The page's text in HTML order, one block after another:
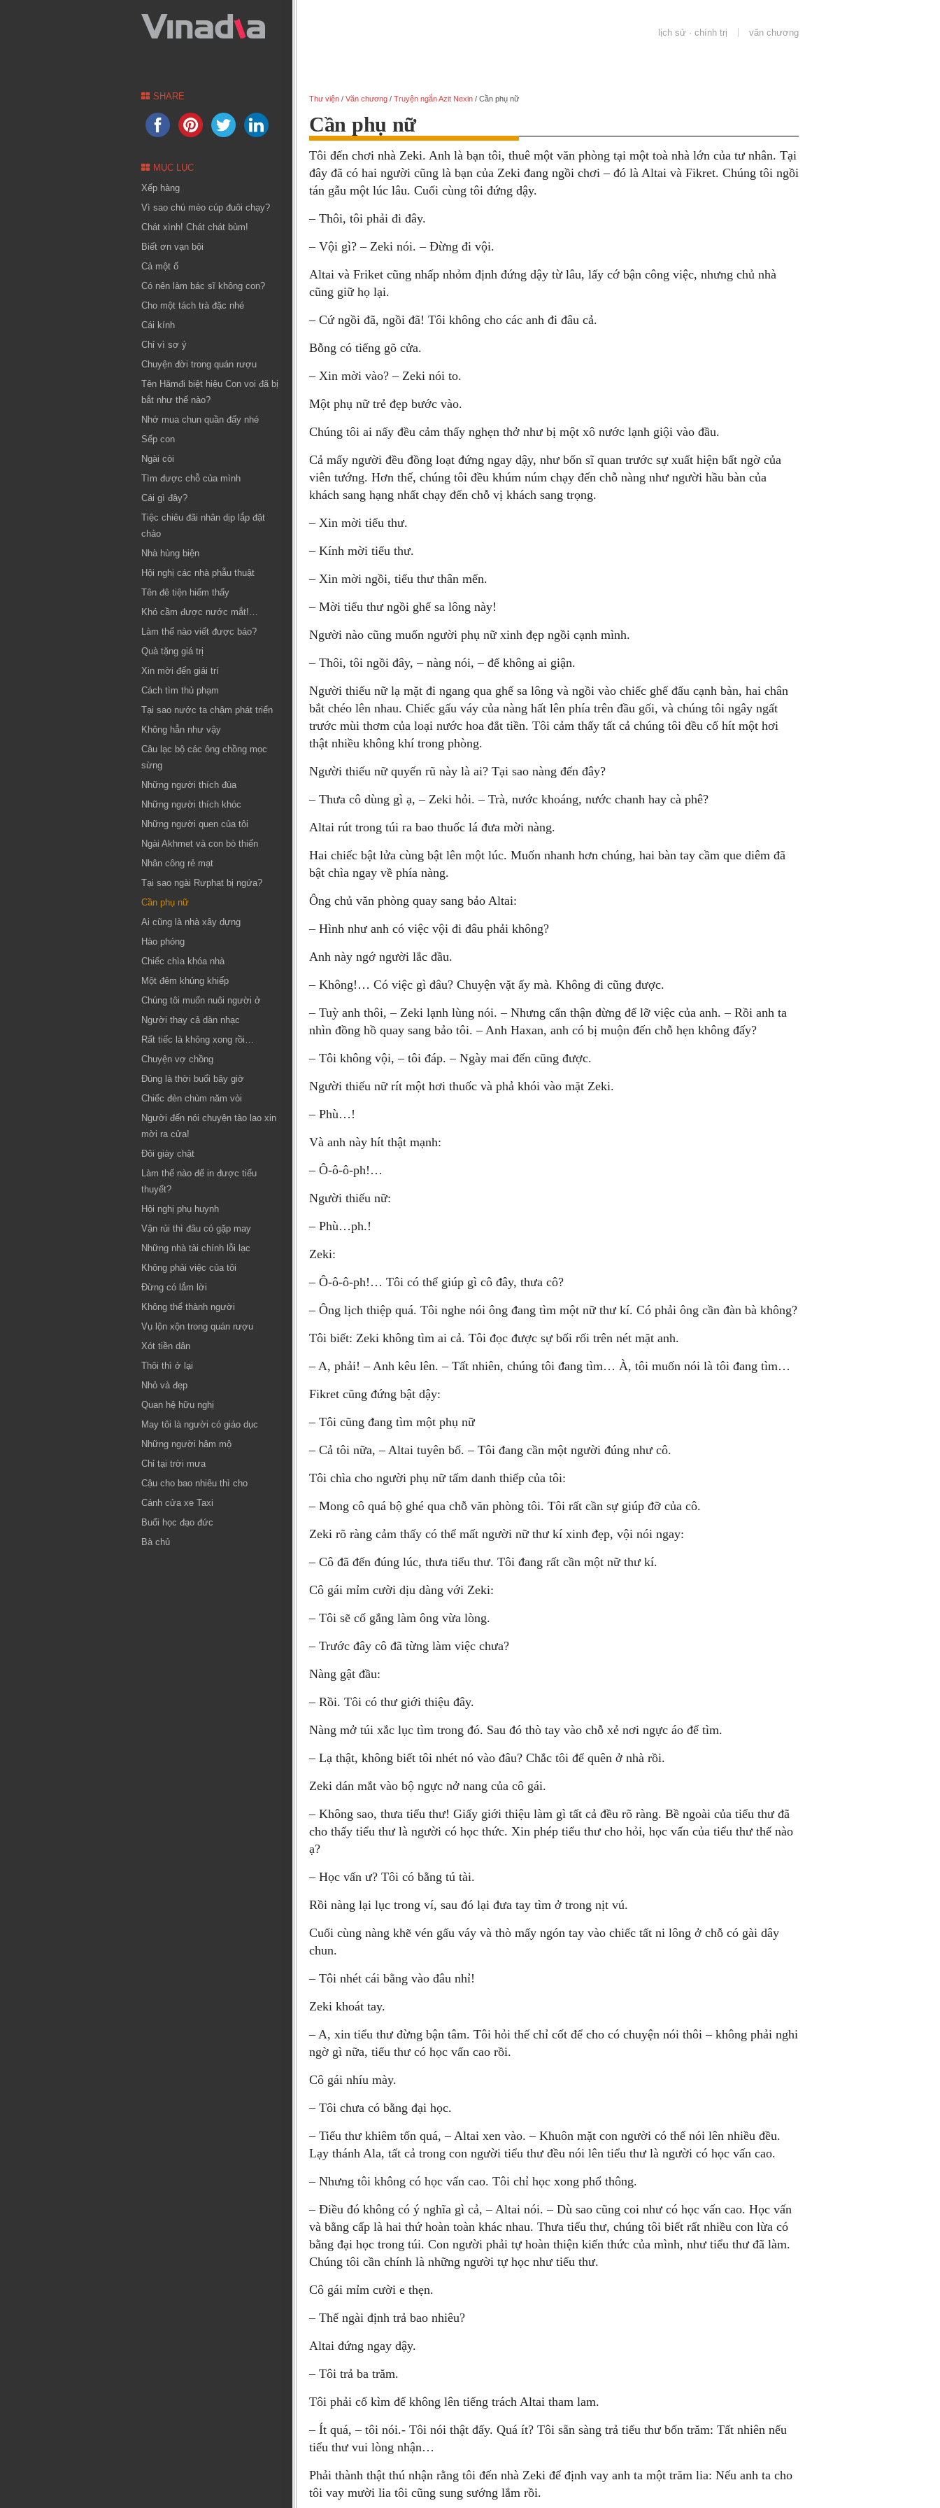
lịch sử · chính trị văn chương
Thư viện / Văn chương / Truyện ngắn Azit Nexin / Cần phụ nữ
Cần phụ nữ
Tôi đến chơi nhà Zeki. Anh là bạn tôi, thuê một văn phòng tại một toà nhà lớn của tư nhân. Tại
đây đã có hai người cũng là bạn của Zeki đang ngồi chơi – đó là Altai và Fikret. Chúng tôi ngồi
tán gẫu một lúc lâu. Cuối cùng tôi đứng dậy.
– Thôi, tôi phải đi đây.
– Vội gì? – Zeki nói. – Đừng đi vội.
Altai và Friket cũng nhấp nhỏm định đứng dậy từ lâu, lấy cớ bận công việc, nhưng chủ nhà
cũng giữ họ lại.
– Cứ ngồi đã, ngồi đã! Tôi không cho các anh đi đâu cả.
Bỗng có tiếng gõ cửa.
– Xin mời vào? – Zeki nói to.
Một phụ nữ trẻ đẹp bước vào.
Chúng tôi ai nấy đều cảm thấy nghẹn thở như bị một xô nước lạnh giội vào đầu.
Cả mấy người đều đồng loạt đứng ngay dậy, như bốn sĩ quan trước sự xuất hiện bất ngờ của
viên tướng. Hơn thế, chúng tôi đều khúm núm chạy đến chỗ nàng như người hầu bàn của
khách sang hạng nhất chạy đến chỗ vị khách sang trọng.
– Xin mời tiểu thư.
– Kính mời tiểu thư.
– Xin mời ngồi, tiểu thư thân mến.
– Mời tiểu thư ngồi ghế sa lông này!
Người nào cũng muốn người phụ nữ xinh đẹp ngồi cạnh mình.
– Thôi, tôi ngồi đây, – nàng nói, – để không ai giận.
Người thiếu nữ lạ mặt đi ngang qua ghế sa lông và ngồi vào chiếc ghế đẩu cạnh bàn, hai chân
bắt chéo lên nhau. Chiếc gấu váy của nàng hất lên phía trên đầu gối, và chúng tôi ngây ngất
trước mùi thơm của loại nước hoa đắt tiền. Tôi cảm thấy tất cả chúng tôi đều cố hít một hơi
thật nhiều không khí trong phòng.
Người thiếu nữ quyến rũ này là ai? Tại sao nàng đến đây?
– Thưa cô dùng gì ạ, – Zeki hỏi. – Trà, nước khoáng, nước chanh hay cà phê?
Altai rút trong túi ra bao thuốc lá đưa mời nàng.
Hai chiếc bật lửa cùng bật lên một lúc. Muốn nhanh hơn chúng, hai bàn tay cầm que diêm đã
bật chìa ngay về phía nàng.
Ông chủ văn phòng quay sang bảo Altai:
– Hình như anh có việc vội đi đâu phải không?
Anh này ngớ người lắc đầu.
– Không!… Có việc gì đâu? Chuyện vặt ấy mà. Không đi cũng được.
– Tuỳ anh thôi, – Zeki lạnh lùng nói. – Nhưng cẩn thận đừng để lỡ việc của anh. – Rồi anh ta
nhìn đồng hồ quay sang bảo tôi. – Anh Haxan, anh có bị muộn đến chỗ hẹn không đấy?
– Tôi không vội, – tôi đáp. – Ngày mai đến cũng được.
Người thiếu nữ rít một hơi thuốc và phả khói vào mặt Zeki.
– Phù…!
Và anh này hít thật mạnh:
– Ô-ô-ô-ph!…
Người thiếu nữ:
– Phù…ph.!
Zeki:
– Ô-ô-ô-ph!… Tôi có thể giúp gì cô đây, thưa cô?
– Ông lịch thiệp quá. Tôi nghe nói ông đang tìm một nữ thư kí. Có phải ông cần đàn bà không?
Tôi biết: Zeki không tìm ai cả. Tôi đọc được sự bối rối trên nét mặt anh.
– A, phải! – Anh kêu lên. – Tất nhiên, chúng tôi đang tìm… À, tôi muốn nói là tôi đang tìm…
Fikret cũng đứng bật dậy:
– Tôi cũng đang tìm một phụ nữ
– Cả tôi nữa, – Altai tuyên bố. – Tôi đang cần một người đúng như cô.
Tôi chìa cho người phụ nữ tấm danh thiếp của tôi:
– Mong cô quá bộ ghé qua chỗ văn phòng tôi. Tôi rất cần sự giúp đỡ của cô.
Zeki rõ ràng cảm thấy có thể mất người nữ thư kí xinh đẹp, vội nói ngay:
– Cô đã đến đúng lúc, thưa tiểu thư. Tôi đang rất cần một nữ thư kí.
Cô gái mỉm cười dịu dàng với Zeki:
– Tôi sẽ cố gắng làm ông vừa lòng.
– Trước đây cô đã từng làm việc chưa?
Nàng gật đầu:
– Rồi. Tôi có thư giới thiệu đây.
Nàng mở túi xắc lục tìm trong đó. Sau đó thò tay vào chỗ xẻ nơi ngực áo để tìm.
– Lạ thật, không biết tôi nhét nó vào đâu? Chắc tôi để quên ở nhà rồi.
Zeki dán mắt vào bộ ngực nở nang của cô gái.
– Không sao, thưa tiểu thư! Giấy giới thiệu làm gì tất cả đều rõ ràng. Bề ngoài của tiểu thư đã
cho thấy tiểu thư là người có học thức. Xin phép tiểu thư cho hỏi, học vấn của tiểu thư thế nào
ạ?
– Học vấn ư? Tôi có bằng tú tài.
Rồi nàng lại lục trong ví, sau đó lại đưa tay tìm ở trong nịt vú.
Cuối cùng nàng khẽ vén gấu váy và thò mấy ngón tay vào chiếc tất ni lông ở chỗ có gài dây
chun.
– Tôi nhét cái bằng vào đâu nhỉ!
Zeki khoát tay.
– A, xin tiểu thư đừng bận tâm. Tôi hỏi thế chỉ cốt để cho có chuyện nói thôi – không phải nghi
ngờ gì nữa, tiểu thư có học vấn cao rồi.
Cô gái nhíu mày.
– Tôi chưa có bằng đại học.
– Tiểu thư khiêm tốn quá, – Altai xen vào. – Khuôn mặt con người có thể nói lên nhiều đều.
Lạy thánh Ala, tất cả trong con người tiểu thư đều nói lên tiểu thư là người có học vấn cao.
– Nhưng tôi không có học vấn cao. Tôi chỉ học xong phổ thông.
– Điều đó không có ý nghĩa gì cả, – Altai nói. – Dù sao cũng coi như có học vấn cao. Học vấn
và bằng cấp là hai thứ hoàn toàn khác nhau. Thưa tiểu thư, chúng tôi biết rất nhiều con lừa có
bằng đại học trong túi. Con người phải tự hoàn thiện kiến thức của mình, như tiểu thư đã làm.
Chúng tôi cần chính là những người tự học như tiểu thư.
Cô gái mỉm cười e thẹn.
– Thế ngài định trả bao nhiêu?
Altai đứng ngay dậy.
– Tôi trả ba trăm.
Tôi phải cố kìm để không lên tiếng trách Altai tham lam.
– Ít quá, – tôi nói.- Tôi nói thật đấy. Quá ít? Tôi sẵn sàng trả tiểu thư bốn trăm: Tất nhiên nếu
tiểu thư vui lòng nhận…
Phải thành thật thú nhận rằng tôi đến nhà Zeki để định vay anh ta một trăm lia: Nếu anh ta cho
tôi vay mười lia tôi cũng sung sướng lắm rồi.
SHARE
MỤC LỤC
Xếp hàng
Vì sao chú mèo cúp đuôi chạy?
Chát xình! Chát chát bùm!
Biết ơn vạn bội
Cả một ổ
Có nên làm bác sĩ không con?
Cho một tách trà đặc nhé
Cái kính
Chỉ vì sơ ý
Chuyện đời trong quán rượu
Tên Hămđi biệt hiệu Con voi đã bị
bắt như thế nào?
Nhớ mua chun quần đấy nhé
Sếp con
Ngài còi
Tìm được chỗ của mình
Cái gì đây?
Tiệc chiêu đãi nhân dịp lắp đặt
chảo
Nhà hùng biện
Hội nghị các nhà phẫu thuật
Tên đê tiện hiếm thấy
Khó cầm được nước mắt!…
Làm thế nào viết được báo?
Quà tặng giá trị
Xin mời đến giải trí
Cách tìm thủ phạm
Tại sao nước ta chậm phát triển
Không hẳn như vậy
Câu lạc bộ các ông chồng mọc
sừng
Những người thích đùa
Những người thích khóc
Những người quen của tôi
Ngài Akhmet và con bò thiến
Nhân công rẻ mạt
Tại sao ngài Rưphat bị ngứa?
Cần phụ nữ
Ai cũng là nhà xây dựng
Hào phóng
Chiếc chìa khóa nhà
Một đêm khủng khiếp
Chúng tôi muốn nuôi người ở
Người thay cả dàn nhạc
Rất tiếc là không xong rồi…
Chuyện vợ chồng
Đúng là thời buổi bây giờ
Chiếc đèn chùm năm vòi
Người đến nói chuyện tào lao xin
mời ra cửa!
Đôi giày chật
Làm thế nào để in được tiểu
thuyết?
Hội nghị phụ huynh
Vận rủi thì đâu có gặp may
Những nhà tài chính lỗi lạc
Không phải việc của tôi
Đừng có lắm lời
Không thể thành người
Vụ lộn xộn trong quán rượu
Xót tiền dân
Thôi thì ở lại
Nhỏ và đẹp
Quan hệ hữu nghị
May tôi là người có giáo dục
Những người hâm mộ
Chỉ tại trời mưa
Cậu cho bao nhiêu thì cho
Cánh cửa xe Taxi
Buổi học đạo đức
Bà chủ